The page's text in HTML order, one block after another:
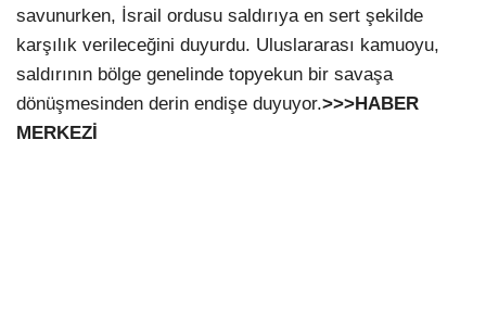
savunurken, İsrail ordusu saldırıya en sert şekilde
karşılık verileceğini duyurdu. Uluslararası kamuoyu,
saldırının bölge genelinde topyekun bir savaşa
dönüşmesinden derin endişe duyuyor.>>>HABER
MERKEZİ